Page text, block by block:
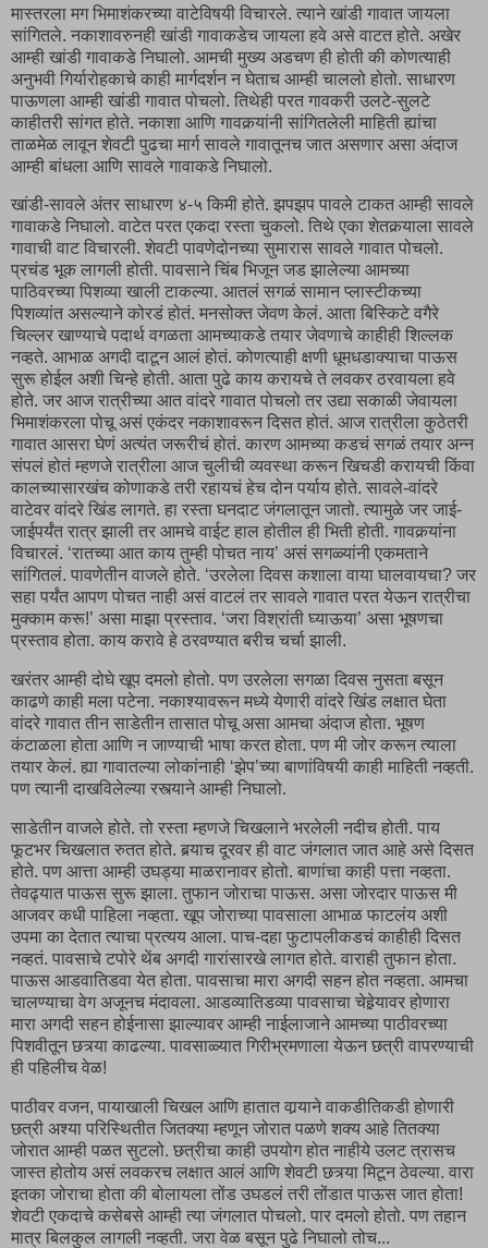
मास्तरला मग भिमाशंकरच्या वाटेविषयी विचारले. त्याने खांडी गावात जायला
सांगितले. नकाशावरुनही खांडी गावाकडेच जायला हवे असे वाटत होते. अखेर
आम्ही खांडी गावाकडे निघालो. आमची मुख्य अडचण ही होती की कोणत्याही
अनुभवी गिर्यारोहकाचे काही मार्गदर्शन न घेताच आम्ही चाललो होतो. साधारण
पाऊणला आम्ही खांडी गावात पोचलो. तिथेही परत गावकरी उलटे-सुलटे
काहीतरी सांगत होते. नकाशा आणि गावकर्‍यांनी सांगितलेली माहिती ह्यांचा
ताळमेळ लावून शेवटी पुढचा मार्ग सावले गावातूनच जात असणार असा अंदाज
आम्ही बांधला आणि सावले गावाकडे निघालो.
खांडी-सावले अंतर साधारण ४-५ किमी होते. झपझप पावले टाकत आम्ही सावले
गावाकडे निघालो. वाटेत परत एकदा रस्ता चुकलो. तिथे एका शेतकर्‍याला सावले
गावाची वाट विचारली. शेवटी पावणेदोनच्या सुमारास सावले गावात पोचलो.
प्रचंड भूक लागली होती. पावसाने चिंब भिजून जड झालेल्या आमच्या
पाठिवरच्या पिशव्या खाली टाकल्या. आतलं सगळं सामान प्लास्टीकच्या
पिशव्यांत असल्याने कोरडं होतं. मनसोक्त जेवण केलं. आता बिस्किटे वगैरे
चिल्लर खाण्याचे पदार्थ वगळता आमच्याकडे तयार जेवणाचे काहीही शिल्लक
नव्हते. आभाळ अगदी दाटून आलं होतं. कोणत्याही क्षणी धूमधडाक्याचा पाऊस
सुरू होईल अशी चिन्हे होती. आता पुढे काय करायचे ते लवकर ठरवायला हवे
होते. जर आज रात्रीच्या आत वांदरे गावात पोचलो तर उद्या सकाळी जेवायला
भिमाशंकरला पोचू असं एकंदर नकाशावरून दिसत होतं. आज रात्रीला कुठेतरी
गावात आसरा घेणं अत्यंत जरूरीचं होतं. कारण आमच्या कडचं सगळं तयार अन्न
संपलं होतं म्हणजे रात्रीला आज चुलीची व्यवस्था करून खिचडी करायची किंवा
कालच्यासारखंच कोणाकडे तरी रहायचं हेच दोन पर्याय होते. सावले-वांदरे
वाटेवर वांदरे खिंड लागते. हा रस्ता घनदाट जंगलातून जातो. त्यामुळे जर जाई-
जाईपर्यंत रात्र झाली तर आमचे वाईट हाल होतील ही भिती होती. गावकर्‍यांना
विचारलं. ‘रातच्या आत काय तुम्ही पोचत नाय’ असं सगळ्यांनी एकमताने
सांगितलं. पावणेतीन वाजले होते. ‘उरलेला दिवस कशाला वाया घालवायचा? जर
सहा पर्यंत आपण पोचत नाही असं वाटलं तर सावले गावात परत येऊन रात्रीचा
मुक्काम करू!’ असा माझा प्रस्ताव. ‘जरा विश्रांती घ्याऊया’ असा भूषणचा
प्रस्ताव होता. काय करावे हे ठरवण्यात बरीच चर्चा झाली.
खरंतर आम्ही दोघे खूप दमलो होतो. पण उरलेला सगळा दिवस नुसता बसून
काढणे काही मला पटेना. नकाश्यावरून मध्ये येणारी वांदरे खिंड लक्षात घेता
वांदरे गावात तीन साडेतीन तासात पोचू असा आमचा अंदाज होता. भूषण
कंटाळला होता आणि न जाण्याची भाषा करत होता. पण मी जोर करून त्याला
तयार केलं. ह्या गावातल्या लोकांनाही ‘झेप’च्या बाणांविषयी काही माहिती नव्हती.
पण त्यानी दाखविलेल्या रस्त्याने आम्ही निघालो.
साडेतीन वाजले होते. तो रस्ता म्हणजे चिखलाने भरलेली नदीच होती. पाय
फूटभर चिखलात रुतत होते. बर्‍याच दूरवर ही वाट जंगलात जात आहे असे दिसत
होते. पण आत्ता आम्ही उघड्या माळरानावर होतो. बाणांचा काही पत्ता नव्हता.
तेवढ्यात पाऊस सुरू झाला. तुफान जोराचा पाऊस. असा जोरदार पाऊस मी
आजवर कधी पाहिला नव्हता. खूप जोराच्या पावसाला आभाळ फाटलंय अशी
उपमा का देतात त्याचा प्रत्यय आला. पाच-दहा फुटापलीकडचं काहीही दिसत
नव्हतं. पावसाचे टपोरे थेंब अगदी गारांसारखे लागत होते. वाराही तुफान होता.
पाऊस आडवातिडवा येत होता. पावसाचा मारा अगदी सहन होत नव्हता. आमचा
चालण्याचा वेग अजूनच मंदावला. आडव्यातिडव्या पावसाचा चेहेर्‍यावर होणारा
मारा अगदी सहन होईनासा झाल्यावर आम्ही नाईलाजाने आमच्या पाठीवरच्या
पिशवीतून छत्र्या काढल्या. पावसाळ्यात गिरीभ्रमणाला येऊन छत्री वापरण्याची
ही पहिलीच वेळ!
पाठीवर वजन, पायाखाली चिखल आणि हातात वार्‍याने वाकडीतिकडी होणारी
छत्री अश्या परिस्थितीत जितक्या म्हणून जोरात पळणे शक्य आहे तितक्या
जोरात आम्ही पळत सुटलो. छत्रीचा काही उपयोग होत नाहीये उलट त्रासच
जास्त होतोय असं लवकरच लक्षात आलं आणि शेवटी छत्र्या मिटून ठेवल्या. वारा
इतका जोराचा होता की बोलायला तोंड उघडलं तरी तोंडात पाऊस जात होता!
शेवटी एकदाचे कसेबसे आम्ही त्या जंगलात पोचलो. पार दमलो होतो. पण तहान
मात्र बिलकुल लागली नव्हती. जरा वेळ बसून पुढे निघालो तोच...